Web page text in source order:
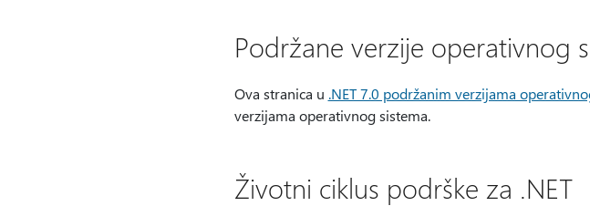
Podržane verzije operativnog
Ova stranica u .NET 7.0 podržanim verzijama
verzijama operativnog sistema.
Životni ciklus podrške za .NET